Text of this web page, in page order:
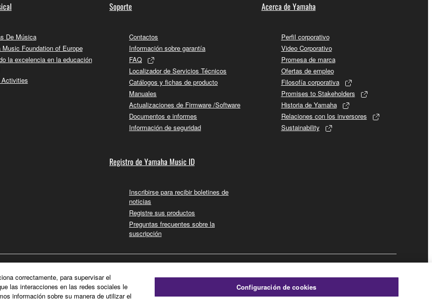
De Música
Music Foundation of Europe
la excelencia en la educación
Soporte
Contactos
Información sobre garantía
FAQ
Localizador de Servicios Técnicos
Catálogos y fichas de producto
Manuales
Actualizaciones de Firmware /Software
Documentos e informes
Información de seguridad
Registro de Yamaha Music ID
Inscribirse para recibir boletines de
noticias
Registre sus productos
Preguntas frecuentes sobre la
suscripción
Acerca de Yamaha
Perfil corporativo
Video Corporativo
Promesa de marca
Ofertas de empleo
Filosofía corporativa
Promises to Stakeholders
Historia de Yamaha
Relaciones con los inversores
Sustainability
correctamente, para supervisar el
las interacciones en las redes sociales le
información sobre su manera de utilizar el
Configuración de cookies